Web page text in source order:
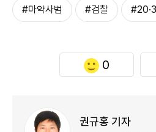
#마약사범 #검찰
0
권규홍 기자